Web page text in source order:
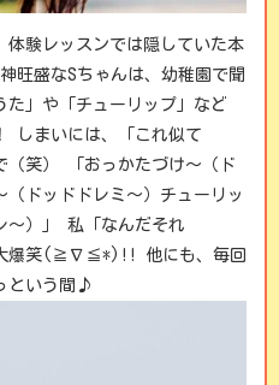
体験レッスンでは隠していた本
旺盛なSちゃんは、幼稚園で聞
」や「チューリップ」など
しまいには、「これ似て
（笑） 「おっかたづけ～（ド
ドッドドレミ～）チューリッ
～）」 私「なんだそれ
大爆笑(≧∇≦*)!! 他にも、毎回
という間♪